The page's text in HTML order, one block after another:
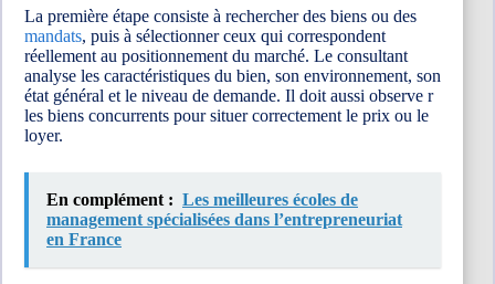
La première étape consiste à rechercher des biens ou des
mandats, puis à sélectionner ceux qui correspondent
réellement au positionnement du marché. Le consultant
analyse les caractéristiques du bien, son environnement, son
état général et le niveau de demande. Il doit aussi observe r
les biens concurrents pour situer correctement le prix ou le
loyer.
En complément : Les meilleures écoles de
management spécialisées dans l’entrepreneuriat
en France